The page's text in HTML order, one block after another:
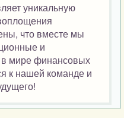
уникальную
что вместе мы
и
мире финансовых
к нашей команде и